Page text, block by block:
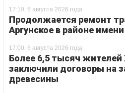
17:10, 6 августа 2026 года
Продолжается ремонт
Аргунское в районе
17:00, 6 августа 2026 года
Более 6,5 тысяч жителей
заключили договоры на
древесины